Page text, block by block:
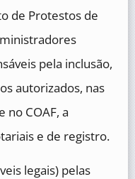
de Protestos de
pela inclusão,
autorizados, nas
no COAF, a
e de registro.
legais) pelas